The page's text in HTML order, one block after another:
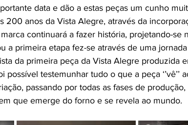
data e dão a estas peças um cunho
200 anos da Vista Alegre, através da
continuará a fazer história, projetando-se
a primeira etapa fez-se através de uma
da primeira peça da Vista Alegre produzida
testemunhar tudo o que a peça ‘’vê’’
passando por todas as fases de
que emerge do forno e se revela ao mundo.